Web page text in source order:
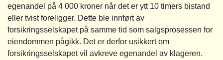
egenandel på 4 000 kroner når det er ytt 10 timers bistand
eller tvist foreligger. Dette ble innført av
forsikringsselskapet på samme tid som salgsprosessen for
eiendommen pågikk. Det er derfor usikkert om
forsikringsselskapet vil avkreve egenandel av klageren.